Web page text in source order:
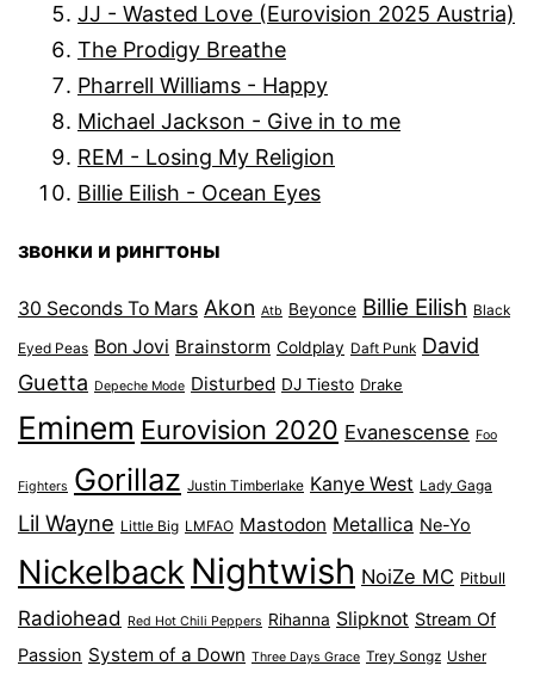
JJ - Wasted Love (Eurovision 2025 Austria)
The Prodigy Breathe
Pharrell Williams - Happy
Michael Jackson - Give in to me
REM - Losing My Religion
Billie Eilish - Ocean Eyes
звонки и рингтоны
30 Seconds To Mars Akon Atb Beyonce Billie Eilish Black
Eyed Peas Bon Jovi Brainstorm Coldplay Daft Punk David
Guetta Depeche Mode Disturbed DJ Tiesto Drake
Eminem Eurovision 2020 Evanescense Foo
Fighters Gorillaz Justin Timberlake Kanye West Lady Gaga
Lil Wayne Little Big LMFAO Mastodon Metallica Ne-Yo
Nickelback Nightwish NoiZe MC Pitbull
Radiohead Red Hot Chili Peppers Rihanna Slipknot Stream Of
Passion System of a Down Three Days Grace Trey Songz Usher